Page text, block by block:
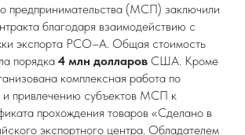
предпринимательства (МСП) заключили
благодаря взаимодействию с
экспорта РСО–А. Общая стоимость
порядка 4 млн долларов США. Кроме
комплексная работа по
привлечению субъектов МСП к
прохождения товаров «Сделано в
экспортного центра. Обладателем